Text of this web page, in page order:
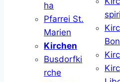
ha
Pfarrei St.
Marien
Kirchen
Busdorfki
rche